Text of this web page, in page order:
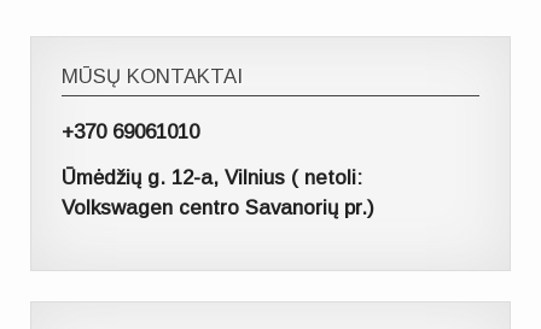
MŪSŲ KONTAKTAI
+370 69061010
Ūmėdžių g. 12-a, Vilnius ( netoli:
Volkswagen centro Savanorių pr.)